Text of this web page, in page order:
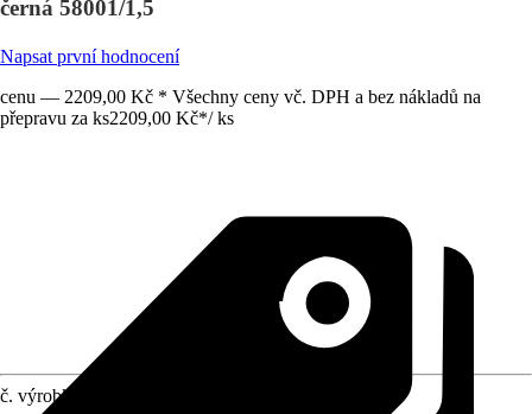
černá 58001/1,5
Napsat první hodnocení
cenu — 2209,00 Kč * Všechny ceny vč. DPH a bez nákladů na
přepravu za ks2209,00 Kč*/ ks
č. výrobku